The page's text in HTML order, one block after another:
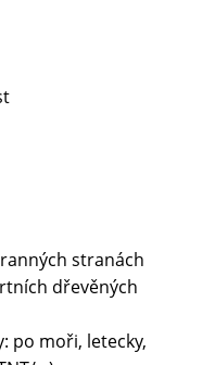
stranách
dřevěných
po moři, letecky,